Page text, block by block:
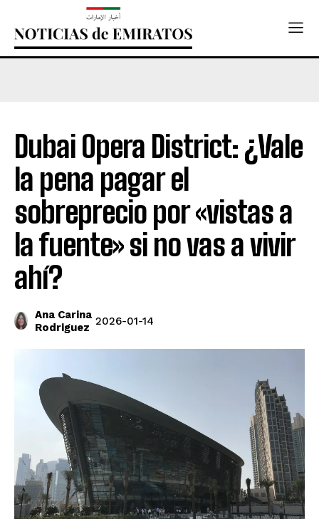
Dubai Opera District: ¿Vale
la pena pagar el
sobreprecio por «vistas a
la fuente» si no vas a vivir
ahí?
Ana Carina
Rodriguez 2026-01-14